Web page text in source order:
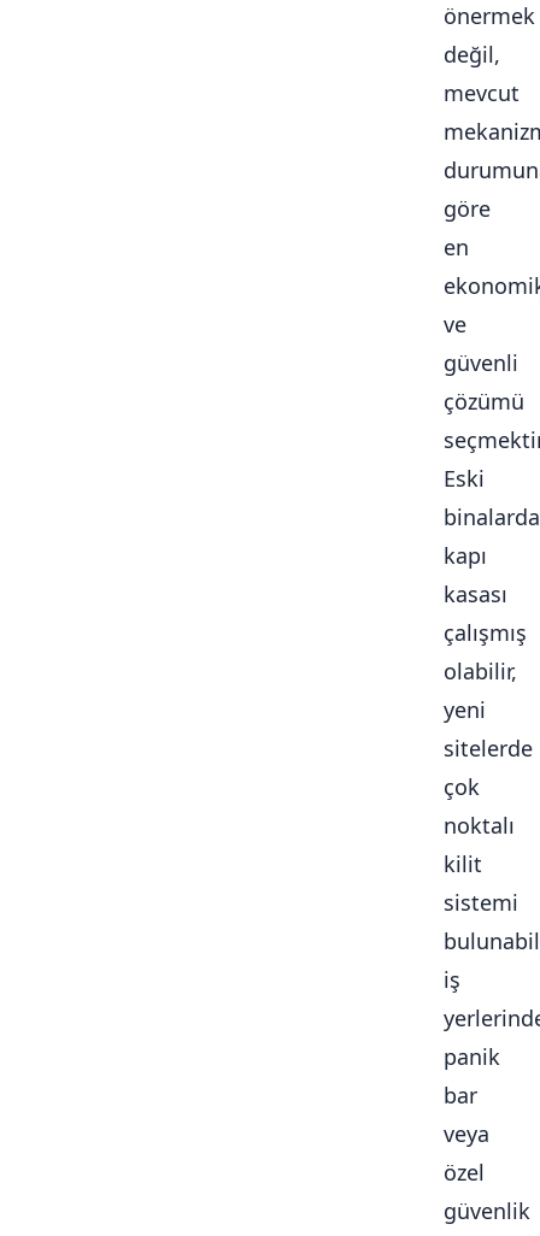
önermek
değil,
mevcut
göre
en
ve
güvenli
çözümü
Eski
binalarda
kapı
kasası
çalışmış
olabilir,
yeni
sitelerde
çok
noktalı
kilit
sistemi
iş
panik
bar
veya
özel
güvenlik